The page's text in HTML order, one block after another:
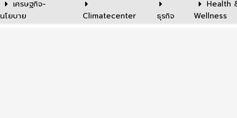
เศรษฐกิจ-
นโยบาย
Climatecenter ธุรกิจ
Health
Wellness